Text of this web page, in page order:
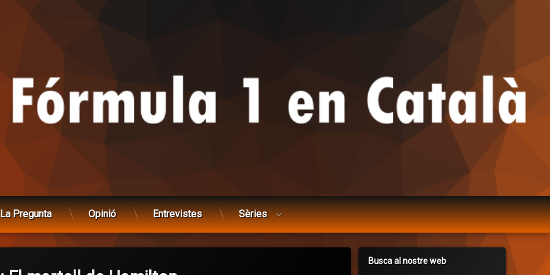
La Pregunta Opinió Entrevistes Sèries
Busca al nostre web